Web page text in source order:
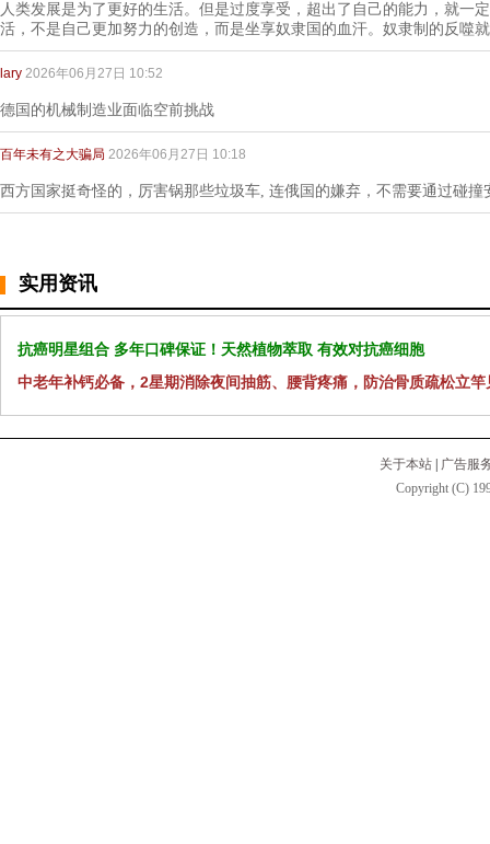
人类发展是为了更好的生活。但是过度享受，超出了自己的能力，就一
活，不是自己更加努力的创造，而是坐享奴隶国的血汗。奴隶制的反噬
lary 2026年06月27日 10:52
德国的机械制造业面临空前挑战
百年未有之大骗局 2026年06月27日 10:18
西方国家挺奇怪的，厉害锅那些垃圾车, 连俄国的嫌弃，不需要通过碰
实用资讯
抗癌明星组合 多年口碑保证！天然植物萃取 有效对抗癌细胞
中老年补钙必备，2星期消除夜间抽筋、腰背疼痛，防治骨质疏松立竿
关于本站
广告服
Copyright (C)